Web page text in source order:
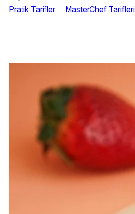
Pratik Tarifler MasterChef Tarifleri